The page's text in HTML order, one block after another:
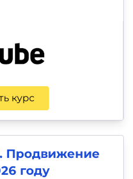
курс
Продвижение
году